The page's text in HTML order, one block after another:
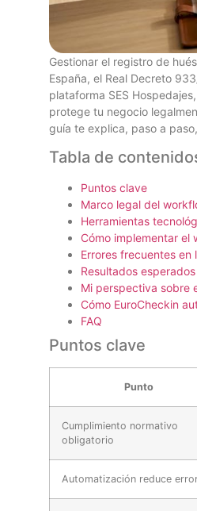
Gestionar el registro de
España, el Real Decreto
plataforma SES
protege tu negocio
guía te explica, paso a
Tabla de
Puntos clave
Marco legal del
Herramientas
Cómo implementar el
Errores frecuentes
Resultados
Mi perspectiva sobre
Cómo EuroCheckin
FAQ
Puntos clave
Punto
Cumplimiento normativo
obligatorio
Automatización reduce